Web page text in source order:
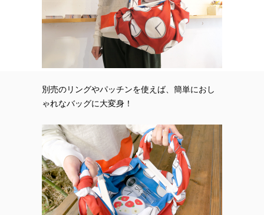
別売のリングやパッチンを使えば、簡単におし
ゃれなバッグに大変身！